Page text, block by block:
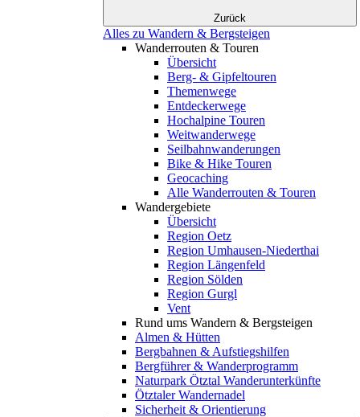
Zurück
Alles zu Wandern & Bergsteigen
Wanderrouten & Touren
Übersicht
Berg- & Gipfeltouren
Themenwege
Entdeckerwege
Hochalpine Touren
Weitwanderwege
Seilbahnwanderungen
Bike & Hike Touren
Geocaching
Alle Wanderrouten & Touren
Wandergebiete
Übersicht
Region Oetz
Region Umhausen-Niederthai
Region Längenfeld
Region Sölden
Region Gurgl
Vent
Rund ums Wandern & Bergsteigen
Almen & Hütten
Bergbahnen & Aufstiegshilfen
Bergführer & Wanderprogramm
Naturpark Ötztal Wanderunterkünfte
Ötztaler Wandernadel
Sicherheit & Orientierung